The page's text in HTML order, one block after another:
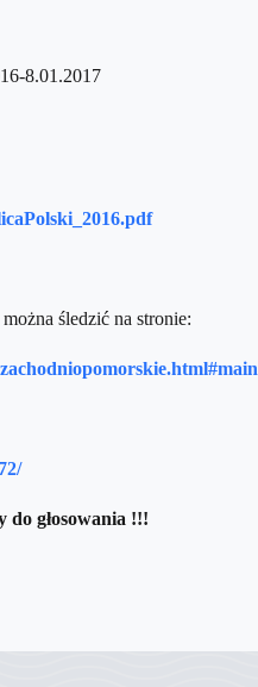
8.01.2017
śledzić na stronie:
do głosowania !!!